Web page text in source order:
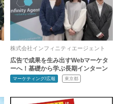
株式会社インフィニティエージェント
広告で成果を生み出すWebマーケタ
ーへ！基礎から学ぶ長期インターン
マーケティング/広報 東京都